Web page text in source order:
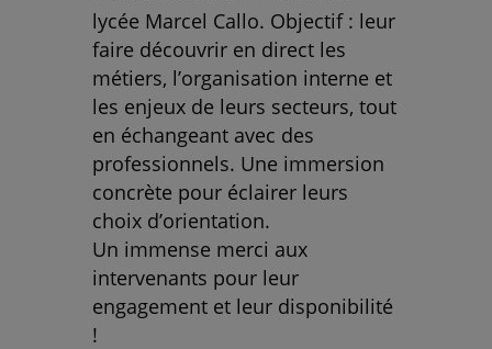
lycée Marcel Callo. Objectif : leur
faire découvrir en direct les
métiers, l’organisation interne et
les enjeux de leurs secteurs, tout
en échangeant avec des
professionnels. Une immersion
concrète pour éclairer leurs
choix d’orientation.
Un immense merci aux
intervenants pour leur
engagement et leur disponibilité
!